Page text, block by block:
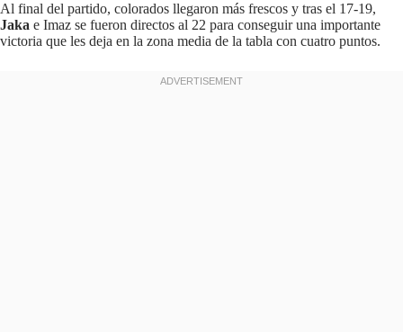
Al final del partido, colorados llegaron más frescos y tras el 17-19,
Jaka e Imaz se fueron directos al 22 para conseguir una importante
victoria que les deja en la zona media de la tabla con cuatro puntos.